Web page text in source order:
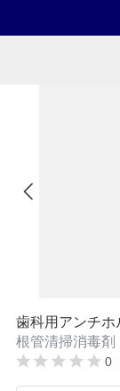
歯科用アンチホ
根管清掃消毒剤
0